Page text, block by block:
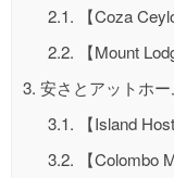
2.1. 【Coza
2.2. 【Mount
3. 安さとアットホ
3.1. 【Island
3.2. 【Colombo